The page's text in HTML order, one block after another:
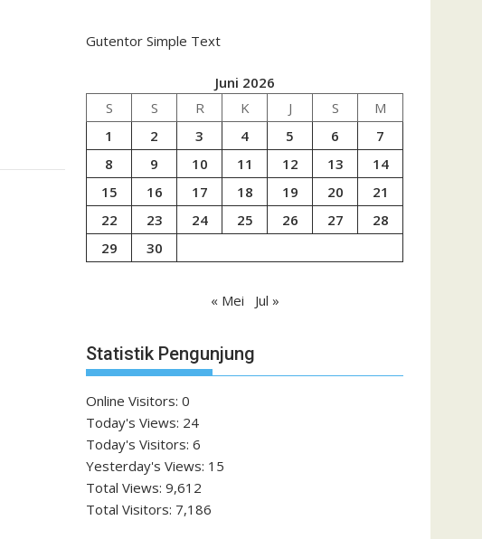
Gutentor Simple Text
Juni 2026
S
S R K J S
M
1
2 3 4 5 6
7
8
9 10 11 12 13
14
15
16 17 18 19 20
21
22
23 24 25 26 27
28
29
30
« Mei Jul »
Statistik Pengunjung
Online Visitors: 0
Today's Views: 24
Today's Visitors: 6
Yesterday's Views: 15
Total Views: 9,612
Total Visitors: 7,186